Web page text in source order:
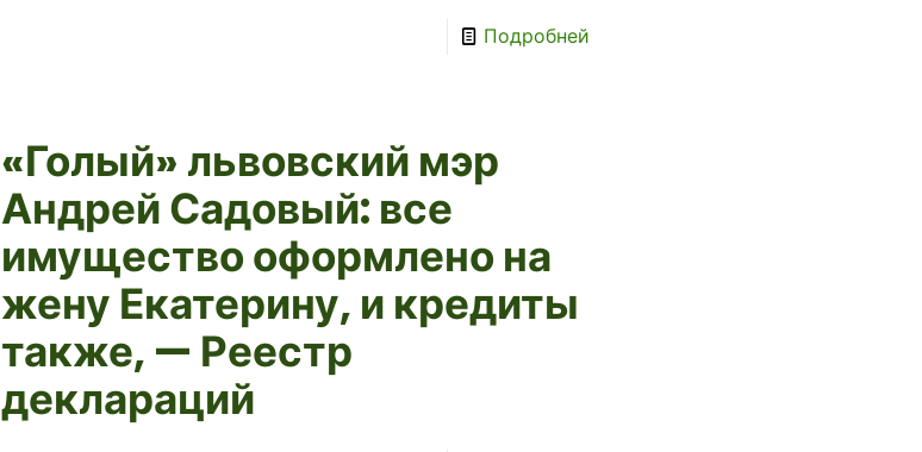
Подробней
«Голый» львовский мэр
Андрей Садовый: все
имущество оформлено на
жену Екатерину, и кредиты
также, — Реестр
деклараций